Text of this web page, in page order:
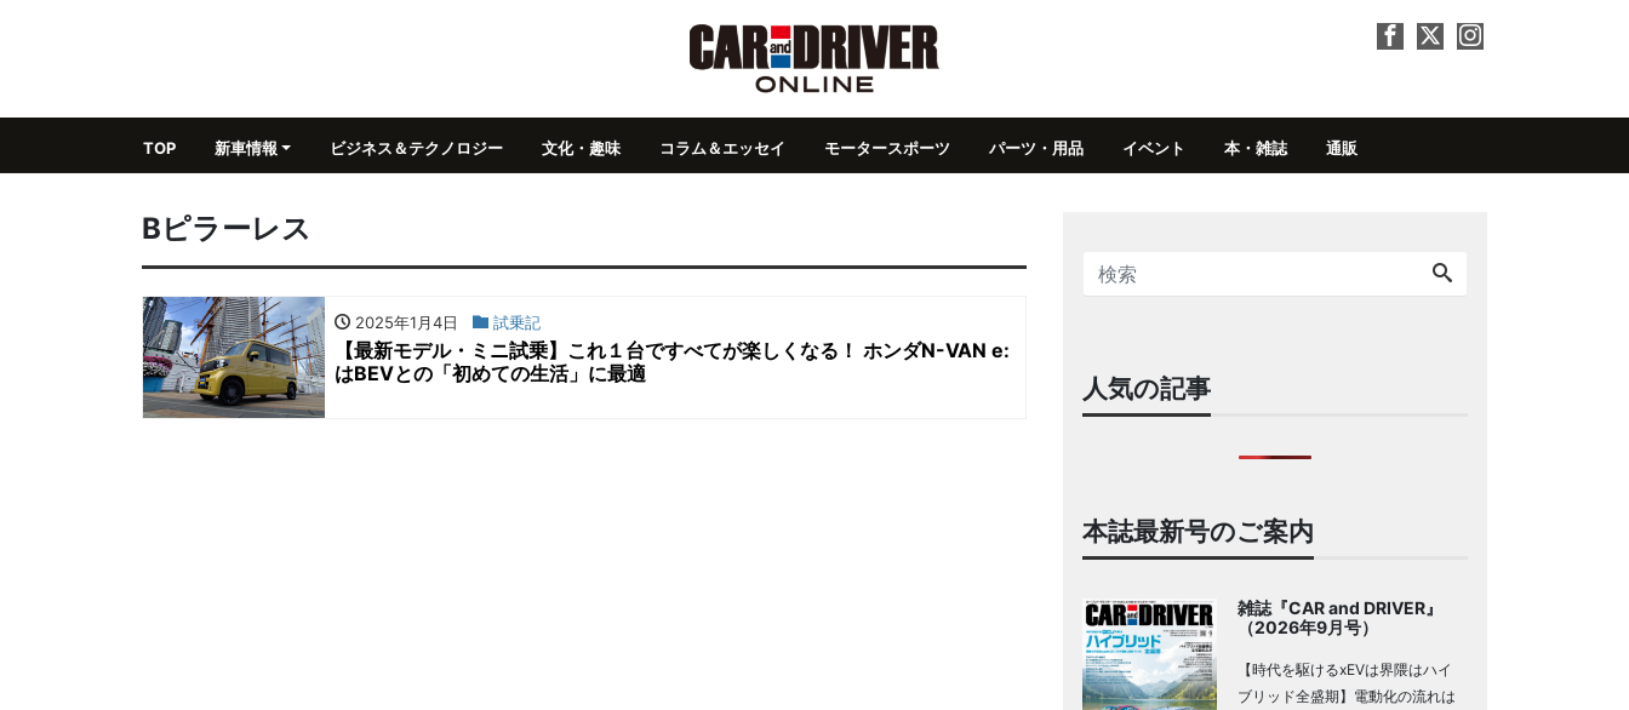
TOP 新車情報 ビジネス＆テクノロジー 文化・趣味 コラム＆エッセイ モータースポーツ パーツ・用品 イベント 本・雑誌 通販
Bピラーレス
2025年1月4日 試乗記
【最新モデル・ミニ試乗】これ１台ですべてが楽しくなる！ ホンダN-VAN e:
はBEVとの「初めての生活」に最適
人気の記事
本誌最新号のご案内
雑誌『CAR and DRIVER』
（2026年9月号）
【時代を駆けるxEVは界隈はハイ
ブリッド全盛期】電動化の流れは